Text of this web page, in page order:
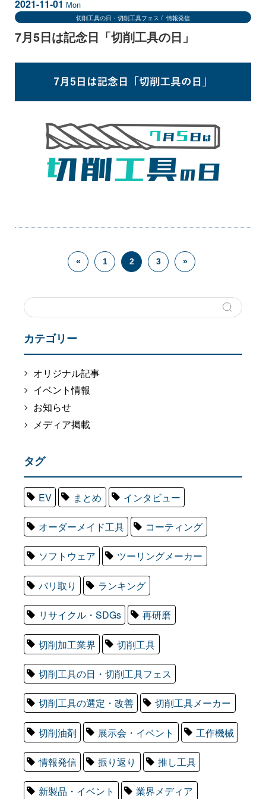
2021-11-01 Mon
切削工具の日・切削工具フェス 情報発信
7月5日は記念日「切削工具の日」
« 1 2 3 »
カテゴリー
オリジナル記事
イベント情報
お知らせ
メディア掲載
タグ
EV まとめ インタビュー
オーダーメイド工具 コーティング
ソフトウェア ツーリングメーカー
バリ取り ランキング
リサイクル・SDGs 再研磨
切削加工業界 切削工具
切削工具の日・切削工具フェス
切削工具の選定・改善 切削工具メーカー
切削油剤 展示会・イベント 工作機械
情報発信 振り返り 推し工具
新製品・イベント 業界メディア